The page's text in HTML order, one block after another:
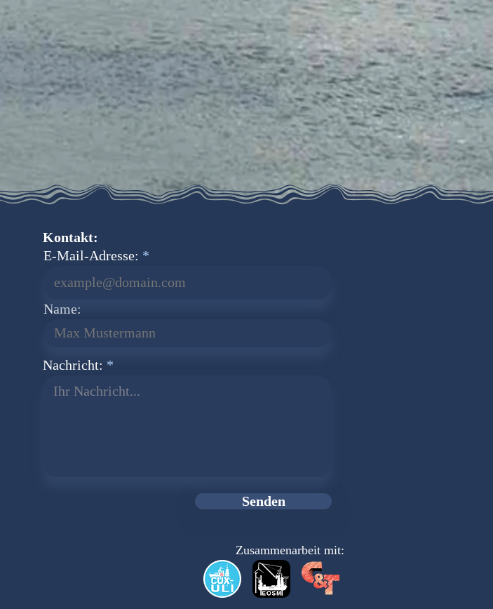
Kontakt:
Name:
Nachricht:
Ihr Nachricht...
Senden
Zusammenarbeit mit:
E-Mail-Adresse: